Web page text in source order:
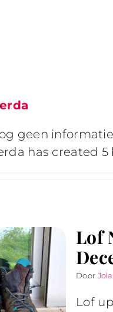
geen
has created
Lof
Door
Lof